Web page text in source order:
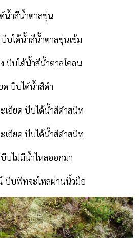
น้ำสีน้ำตาลขุ่น
บได้น้ำสีน้ำตาลขุ่นเข้ม
บีบได้น้ำสีน้ำตาลโคลน
ด บีบได้น้ำสีดำ
เอียด บีบได้น้ำสีดำสนิท
เอียด บีบได้น้ำสีดำสนิท
บไม่มีน้ำไหลออกมา
บีบพีทจะไหลผ่านนิ้วมือ